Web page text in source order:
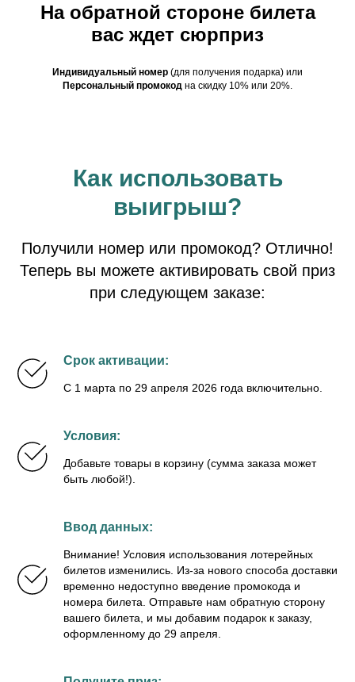
На обратной стороне билета
вас ждет сюрприз
Индивидуальный номер (для получения подарка) или
Персональный промокод на скидку 10% или 20%.
Как использовать
выигрыш?
Получили номер или промокод? Отлично!
Теперь вы можете активировать свой приз
при следующем заказе:
Срок активации:
С 1 марта по 29 апреля 2026 года включительно.
Условия:
Добавьте товары в корзину (сумма заказа может
быть любой!).
Ввод данных:
Внимание! Условия использования лотерейных
билетов изменились. Из-за нового способа доставки
временно недоступно введение промокода и
номера билета. Отправьте нам обратную сторону
вашего билета, и мы добавим подарок к заказу,
оформленному до 29 апреля.